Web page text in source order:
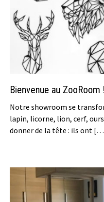
Bienvenue au ZooRoom !
Notre showroom se
lapin, licorne, lion, cerf,
donner de la tête : ils ont